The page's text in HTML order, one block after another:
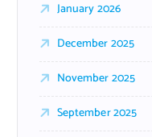
January 2026
December 2025
November 2025
September 2025